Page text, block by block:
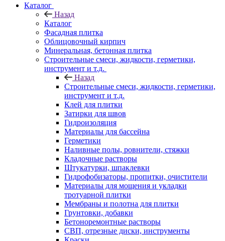
Каталог
Назад
Каталог
Фасадная плитка
Облицовочный кирпич
Минеральная, бетонная плитка
Строительные смеси, жидкости, герметики,
инструмент и т.д.
Назад
Строительные смеси, жидкости, герметики,
инструмент и т.д.
Клей для плитки
Затирки для швов
Гидроизоляция
Материалы для бассейна
Герметики
Наливные полы, ровнители, стяжки
Кладочные растворы
Штукатурки, шпаклевки
Гидрофобизаторы, пропитки, очистители
Материалы для мощения и укладки
тротуарной плитки
Мембраны и полотна для плитки
Грунтовки, добавки
Бетоноремонтные растворы
СВП, отрезные диски, инструменты